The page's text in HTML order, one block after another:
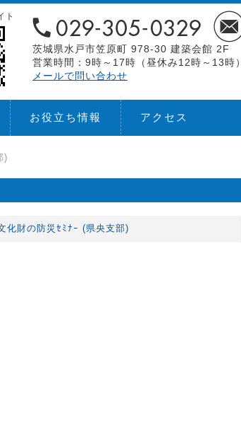
茨城県水戸市笠原町 978-30 建築会館 2F
営業時間：9時～17時（昼休み12時～13時）
メールで問い合わせ
ト
お役立ち情報 アクセス
)
化財の防災ｾﾐﾅｰ (県央支部)